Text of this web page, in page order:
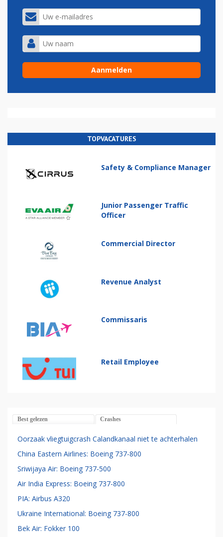
TOPVACATURES
Safety & Compliance Manager
Junior Passenger Traffic
Officer
Commercial Director
Revenue Analyst
Commissaris
Retail Employee
Best gelezen Crashes
Oorzaak vliegtuigcrash Calandkanaal niet te achterhalen
China Eastern Airlines: Boeing 737-800
Sriwijaya Air: Boeing 737-500
Air India Express: Boeing 737-800
PIA: Airbus A320
Ukraine International: Boeing 737-800
Bek Air: Fokker 100